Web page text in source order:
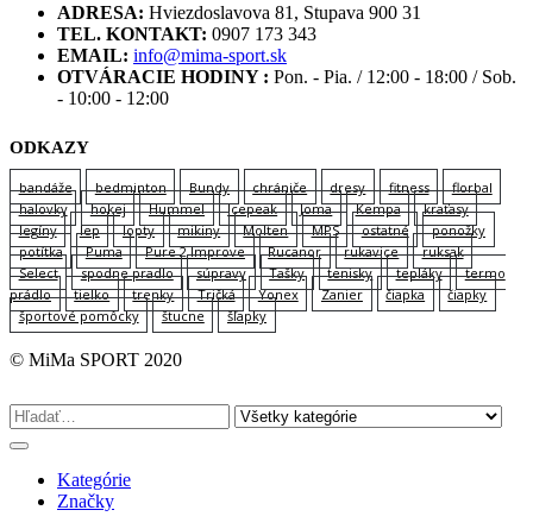
ADRESA: Hviezdoslavova 81, Stupava 900 31
TEL. KONTAKT: 0907 173 343
EMAIL: info@mima-sport.sk
OTVÁRACIE HODINY : Pon. - Pia. / 12:00 - 18:00 / Sob.
- 10:00 - 12:00
ODKAZY
bandáže bedminton Bundy chrániče dresy fitness
florbal
halovky
hokej Hummel Icepeak Joma Kempa
kraťasy
legíny
lep lopty mikiny Molten MPS ostatné
ponožky
potítka
Puma Pure 2 Improve Rucanor rukavice
ruksak
Select
spodne pradlo súpravy Tašky tenisky tepláky
termo
prádlo
tielko trenky Tričká Yonex Zanier čiapka
čiapky
športové pomôcky
štucne šľapky
© MiMa SPORT 2020
Kategórie
Značky